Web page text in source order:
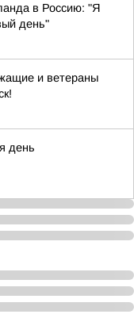
в Россию: "Я
день"
и ветераны
день